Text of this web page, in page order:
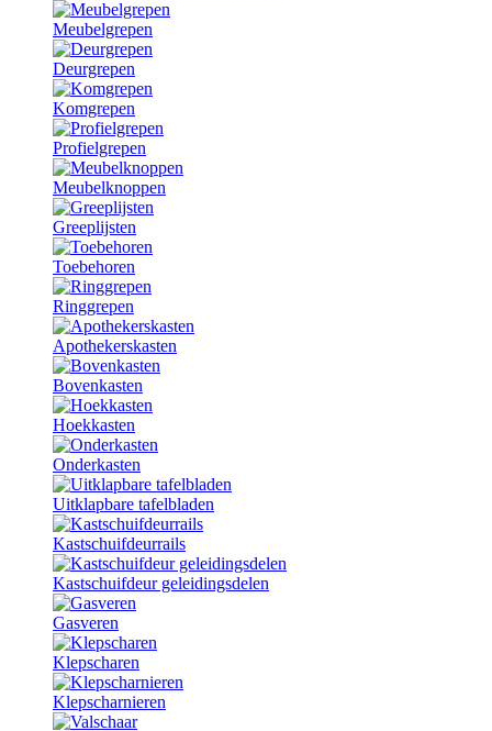
Meubelgrepen
Deurgrepen
Komgrepen
Profielgrepen
Meubelknoppen
Greeplijsten
Toebehoren
Ringgrepen
Apothekerskasten
Bovenkasten
Hoekkasten
Onderkasten
Uitklapbare tafelbladen
Kastschuifdeurrails
Kastschuifdeur geleidingsdelen
Gasveren
Klepscharen
Klepscharnieren